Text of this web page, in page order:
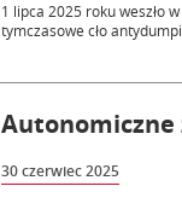
1 lipca 2025 roku weszło
tymczasowe cło
Autonomiczne
30 czerwiec 2025